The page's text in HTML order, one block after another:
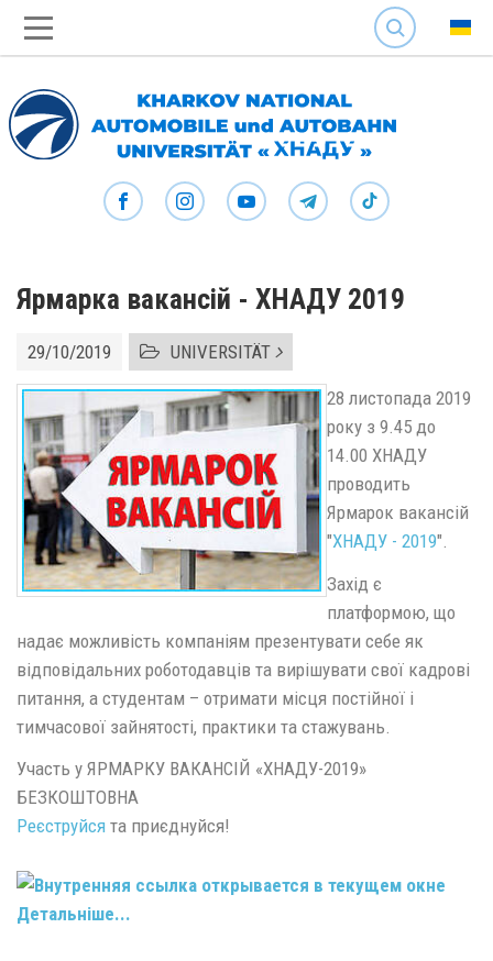
SEARCH
Ярмарка вакансій - ХНАДУ 2019
29/10/2019 UNIVERSITÄT
28 листопада 2019
року з 9.45 до
14.00 ХНАДУ
проводить
Ярмарок вакансій
"ХНАДУ - 2019".
Захід є
платформою, що
надає можливість компаніям презентувати себе як
відповідальних роботодавців та вирішувати свої кадрові
питання, а студентам – отримати місця постійної і
тимчасової зайнятості, практики та стажувань.
Участь у ЯРМАРКУ ВАКАНСІЙ «ХНАДУ-2019»
БЕЗКОШТОВНА
Реєструйся та приєднуйся!
Детальніше...